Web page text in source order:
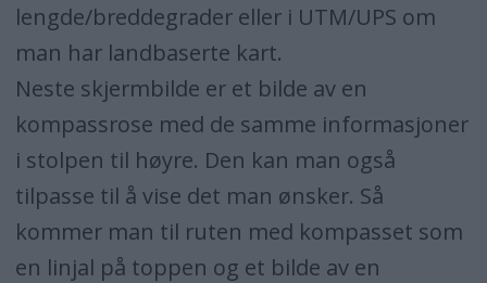
lengde/breddegrader eller i UTM/UPS om
man har landbaserte kart.
Neste skjermbilde er et bilde av en
kompassrose med de samme informasjoner
i stolpen til høyre. Den kan man også
tilpasse til å vise det man ønsker. Så
kommer man til ruten med kompasset som
en linjal på toppen og et bilde av en